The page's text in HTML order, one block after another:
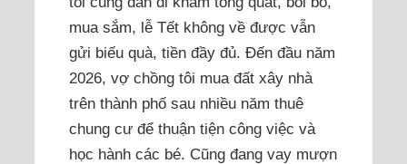
mua sắm, lễ Tết không về được vẫn
gửi biếu quà, tiền đầy đủ. Đến đầu năm
2026, vợ chồng tôi mua đất xây nhà
trên thành phố sau nhiều năm thuê
chung cư để thuận tiện công việc và
học hành các bé. Cũng đang vay mượn